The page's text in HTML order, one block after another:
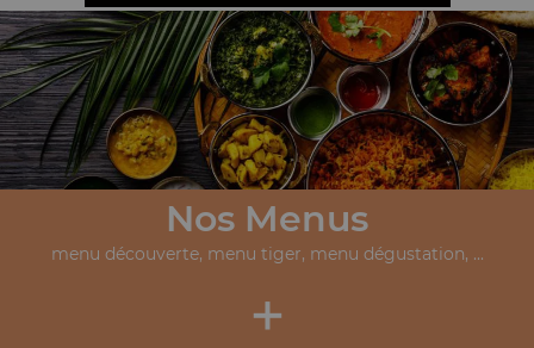
Nos Menus
menu découverte, menu tiger, menu dégustation, ...
+